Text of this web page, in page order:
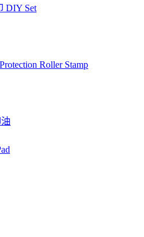
DIY Set
Roller Stamp